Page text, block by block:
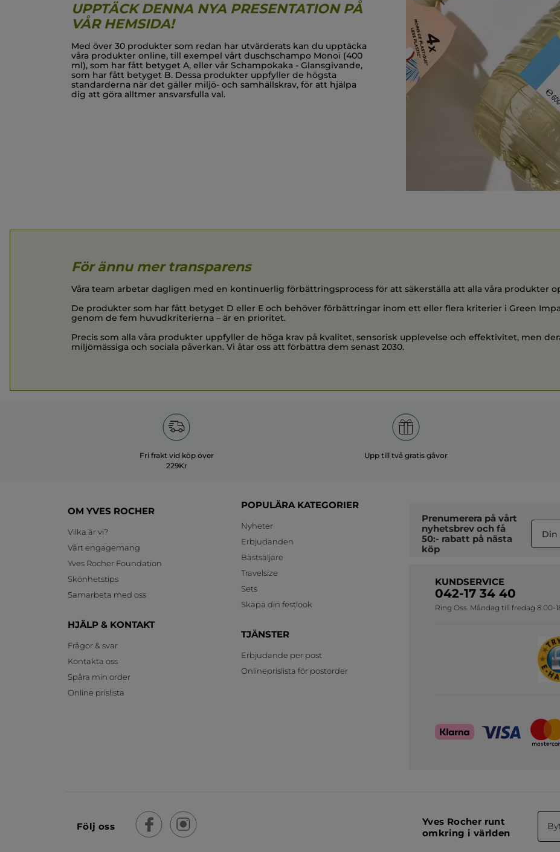
UPPTÄCK DENNA NYA PRESENTATION PÅ
VÅR HEMSIDA!
Med över 30 produkter som redan har utvärderats kan du upptäcka
våra produkter online, till exempel vårt duschschampo Monoï (400
ml), som har fått betyget A, eller vår Schampokaka - Glansgivande,
som har fått betyget B. Dessa produkter uppfyller de högsta
standarderna när det gäller miljö- och samhällskrav, för att hjälpa
dig att göra alltmer ansvarsfulla val.
För ännu mer transparens
Våra team arbetar dagligen med en kontinuerlig förbättringsprocess för att säkerställa att alla våra produkter
De produkter som har fått betyget D eller E och behöver förbättringar inom ett eller flera kriterier i Green
genom de fem huvudkriterierna – är en prioritet.
Precis som alla våra produkter uppfyller de höga krav på kvalitet, sensorisk upplevelse och effektivitet, men
miljömässiga och sociala påverkan. Vi åtar oss att förbättra dem senast 2030.
Fri frakt vid köp över
229Kr
Upp till två gratis gåvor
OM YVES ROCHER
Vilka är vi?
Vårt engagemang
Yves Rocher Foundation
Skönhetstips
Samarbeta med oss
HJÄLP & KONTAKT
Frågor & svar
Kontakta oss
Spåra min order
Online prislista
POPULÄRA KATEGORIER
Nyheter
Erbjudanden
Bästsäljare
Travelsize
Sets
Skapa din festlook
TJÄNSTER
Erbjudande per post
Onlineprislista för postorder
Prenumerera på vårt
nyhetsbrev och få
50:- rabatt på nästa
köp
KUNDSERVICE
042-17 34 40
Ring Oss. Måndag till fredag 8.00-
Följ oss
Yves Rocher runt
omkring i världen